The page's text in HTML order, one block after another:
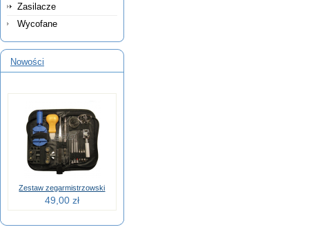
Zasilacze
Wycofane
Nowości
Zestaw zegarmistrzowski
49,00 zł